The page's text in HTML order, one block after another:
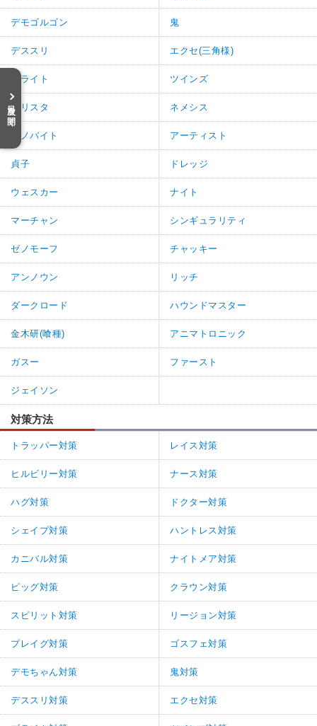
目次を開く
デモゴルゴン 鬼
デススリ エクセ(三角様)
ブライト ツインズ
トリスタ ネメシス
セノバイト アーティスト
貞子 ドレッジ
ウェスカー ナイト
マーチャン シンギュラリティ
ゼノモーフ チャッキー
アンノウン リッチ
ダークロード ハウンドマスター
金木研(喰種) アニマトロニック
ガスー ファースト
ジェイソン
対策方法
トラッパー対策 レイス対策
ヒルビリー対策 ナース対策
ハグ対策 ドクター対策
シェイプ対策 ハントレス対策
カニバル対策 ナイトメア対策
ピッグ対策 クラウン対策
スピリット対策 リージョン対策
プレイグ対策 ゴスフェ対策
デモちゃん対策 鬼対策
デススリ対策 エクセ対策